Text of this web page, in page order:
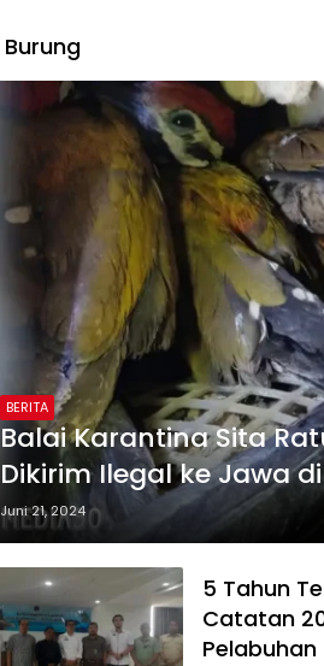
Burung
BERITA
Balai Karantina Sita
Dikirim Ilegal ke Jawa
Juni 21, 2024
5 Tahun
Catatan